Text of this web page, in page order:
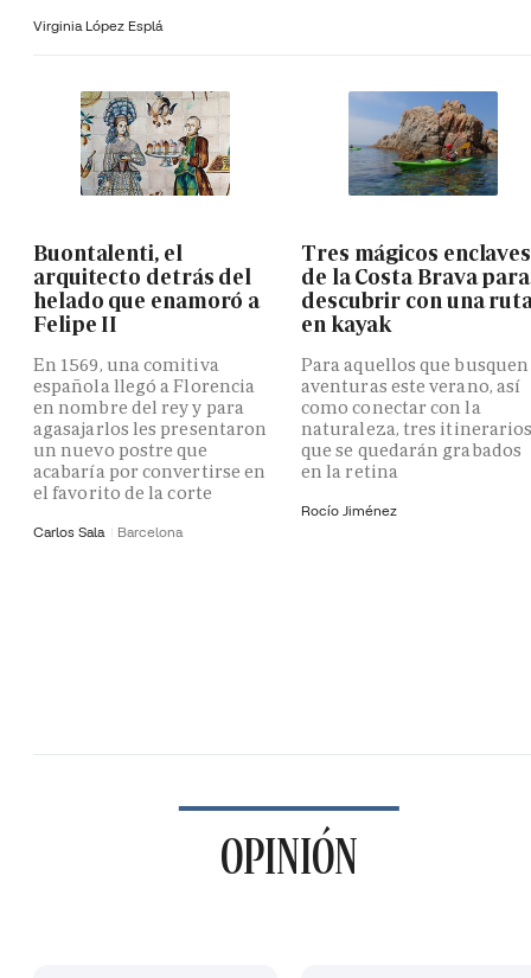
Virginia López Esplá
Buontalenti, el
arquitecto detrás del
helado que enamoró a
Felipe II
En 1569, una comitiva
española llegó a Florencia
en nombre del rey y para
agasajarlos les presentaron
un nuevo postre que
acabaría por convertirse en
el favorito de la corte
Carlos Sala Barcelona
Tres mágicos enclaves
de la Costa Brava para
descubrir con una
en kayak
Para aquellos que busquen
aventuras este verano, así
como conectar con la
naturaleza, tres
que se quedarán grabados
en la retina
Rocío Jiménez
OPINIÓN